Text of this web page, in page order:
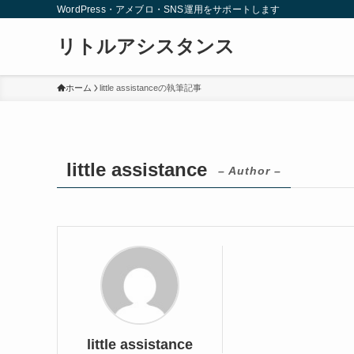
WordPress・アメブロ・SNS運用をサポートします
リトルアシスタンス
ホーム little assistanceの執筆記事
little assistance – Author –
little assistance